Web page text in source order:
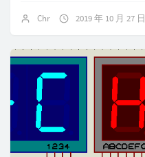
Chr 2019 年 10 月 27 日